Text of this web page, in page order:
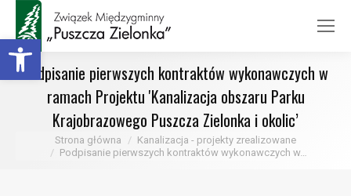
Otwórz pasek narzędzi
Podpisanie pierwszych kontraktów wykonawczych w
ramach Projektu 'Kanalizacja obszaru Parku
Krajobrazowego Puszcza Zielonka i okolic’
Jesteś tutaj:Strona główna
Kanalizacja - projekty zrealizowane
Podpisanie pierwszych kontraktów wykonawczych w…